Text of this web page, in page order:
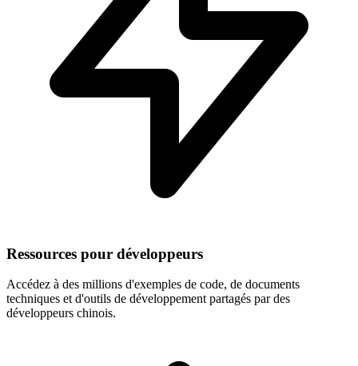
Ressources pour développeurs
Accédez à des millions d'exemples de code, de documents
techniques et d'outils de développement partagés par des
développeurs chinois.